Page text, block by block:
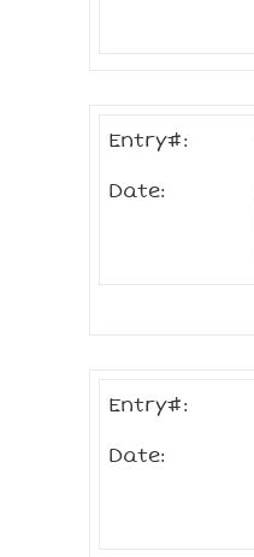
Entry#:
Date:
Entry#:
Date: